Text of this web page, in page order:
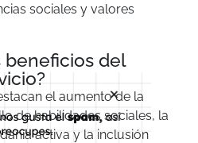
×
sociales y valores
beneficios del
el aumento de la
de habilidades sociales, la
activa y la inclusión